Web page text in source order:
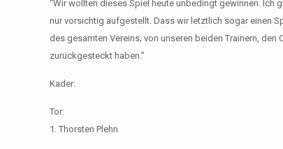
“Wir wollten dieses Spiel heute unbedingt gewinnen. Ich
nur vorsichtig aufgestellt. Dass wir letztlich sogar einen
des gesamten Vereins; von unseren beiden Trainern,
zurückgesteckt haben.”
Kader:
Tor:
1. Thorsten Plehn